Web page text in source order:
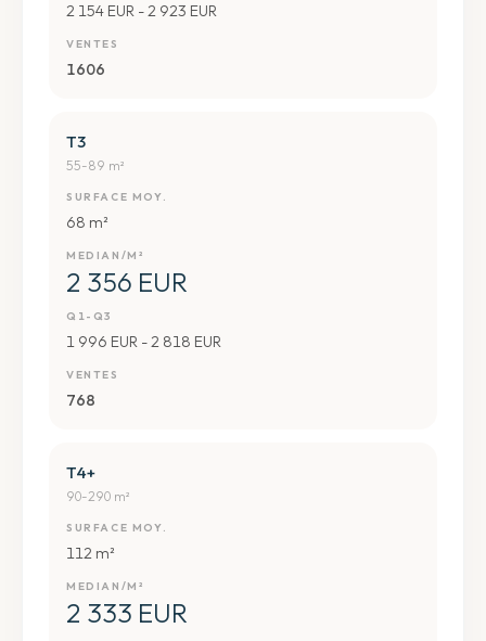
2 154 EUR - 2 923 EUR
VENTES
1606
T3
55-89 m²
SURFACE MOY.
68 m²
MEDIAN/M²
2 356 EUR
Q1-Q3
1 996 EUR - 2 818 EUR
VENTES
768
T4+
90-290 m²
SURFACE MOY.
112 m²
MEDIAN/M²
2 333 EUR